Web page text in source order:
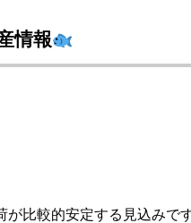
情報
比較的安定する見込みです